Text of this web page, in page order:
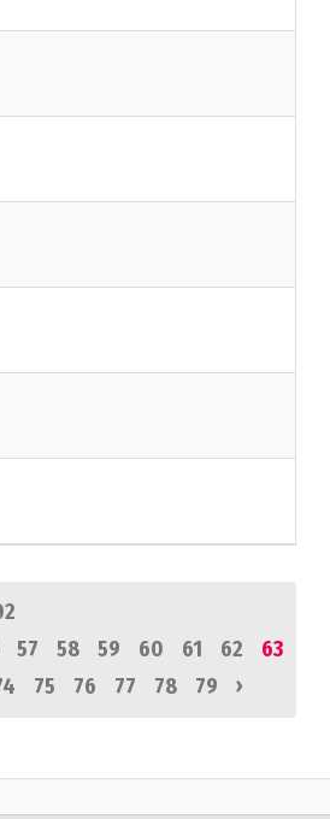
57 58 59 60 61 62
63
75 76 77 78 79 ›